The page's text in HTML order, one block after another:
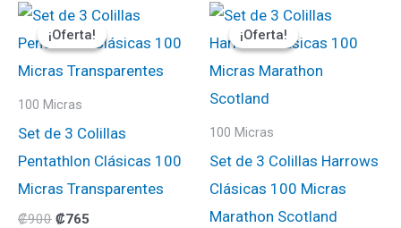
¡Oferta!
¡Oferta!
100 Micras
Set de 3 Colillas
Pentathlon Clásicas 100
Micras Transparentes
₡900
El
precio
original
₡900.
₡765
El
precio
actual
₡765.
¡Oferta!
¡Oferta!
100 Micras
Set de 3 Colillas Harrows
Clásicas 100 Micras
Marathon Scotland
El
precio
original
₡900.
El
precio
actual
₡765.